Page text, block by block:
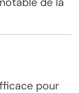
pour